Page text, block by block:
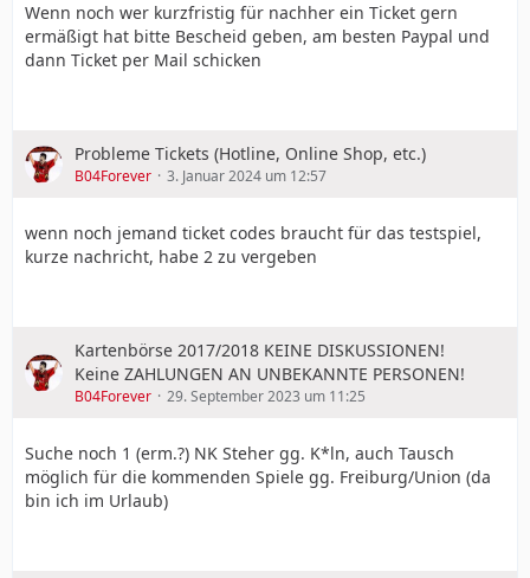
Wenn noch wer kurzfristig für nachher ein Ticket gern
ermäßigt hat bitte Bescheid geben, am besten Paypal und
dann Ticket per Mail schicken
Probleme Tickets (Hotline, Online Shop, etc.)
B04Forever 3. Januar 2024 um 12:57
wenn noch jemand ticket codes braucht für das testspiel,
kurze nachricht, habe 2 zu vergeben
Kartenbörse 2017/2018 KEINE DISKUSSIONEN!
Keine ZAHLUNGEN AN UNBEKANNTE PERSONEN!
B04Forever 29. September 2023 um 11:25
Suche noch 1 (erm.?) NK Steher gg. K*ln, auch Tausch
möglich für die kommenden Spiele gg. Freiburg/Union (da
bin ich im Urlaub)